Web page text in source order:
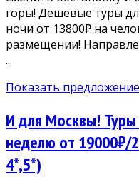
горы! Дешевые туры
ночи от 13800₽ на
размещении!
...
Показать
И для Москвы!
неделю от 19000₽/
4*,5*)